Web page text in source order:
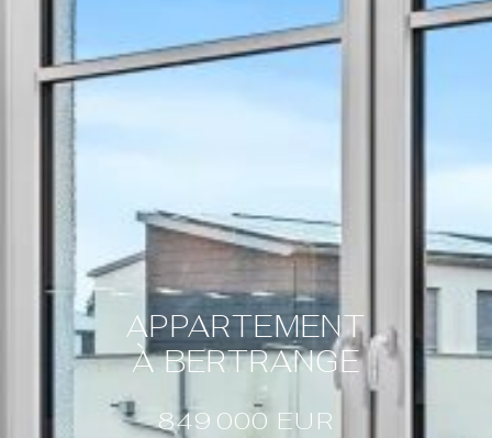
APPARTEMENT
À BERTRANGE
849 000 EUR